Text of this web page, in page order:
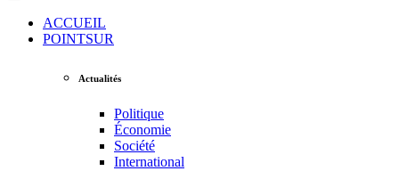
ACCUEIL
POINTSUR
Actualités
Politique
Économie
Société
International